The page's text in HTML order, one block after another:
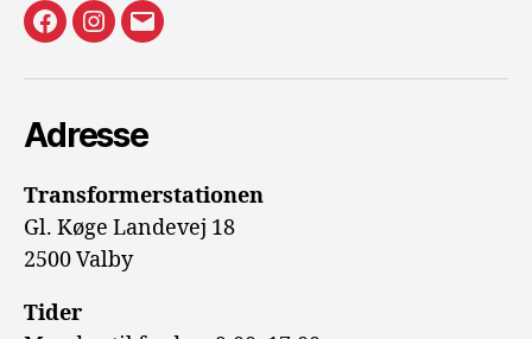
Facecebook
Instagram
E-
Adresse
Transformerstationen
Gl. Køge Landevej 18
2500 Valby
Tider